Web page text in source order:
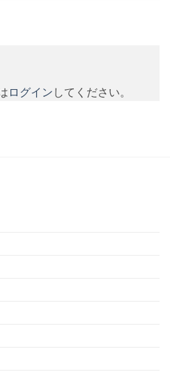
ログイン してください。